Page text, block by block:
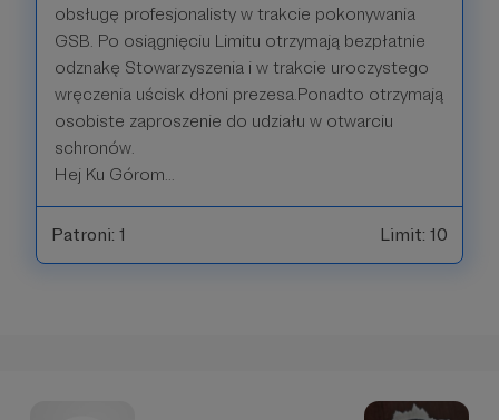
obsługę profesjonalisty w trakcie pokonywania
GSB. Po osiągnięciu Limitu otrzymają bezpłatnie
odznakę Stowarzyszenia i w trakcie uroczystego
wręczenia uścisk dłoni prezesa.Ponadto otrzymają
osobiste zaproszenie do udziału w otwarciu
schronów.
Hej Ku Górom...
Patroni: 1 Limit: 10